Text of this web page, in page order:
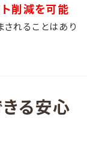
削減を可能
されることはあり
る安心